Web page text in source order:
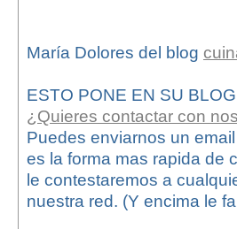
María Dolores del blog
ESTO PONE EN SU
¿Quieres contactar con
Puedes enviarnos un email
es la forma mas rapida de
le contestaremos a
nuestra red. (Y encima le